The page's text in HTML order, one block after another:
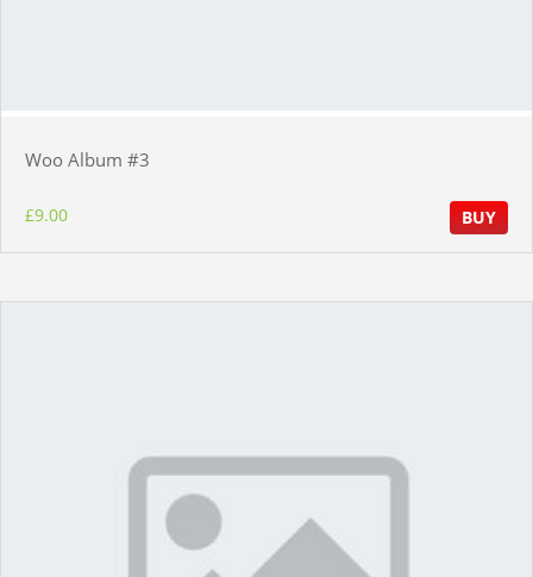
Woo Album #3
£9.00 BUY